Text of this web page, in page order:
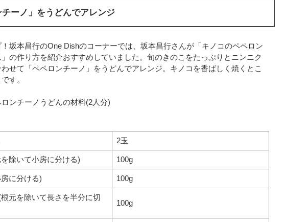
チーノ」をうどんでアレンジ
！坂本昌行のOne Dishのコーナーでは、坂本昌行さんが「キノコのペペロン
の作り方を紹介おすすめしていました。旬のきのこをたっぷりとニンニク
わせて「ペペロンチーノ」をうどんでアレンジ。キノコを香ばしく焼くとこ
す。
ンチーノうどんの材料(2人分)
2玉
除いて小房に分ける) 100g
に分ける) 100g
元を除いて長さを半分に切
100g